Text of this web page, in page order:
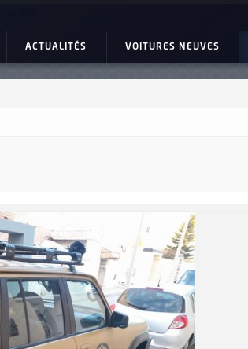
ACTUALITÉS VOITURES NEUVES